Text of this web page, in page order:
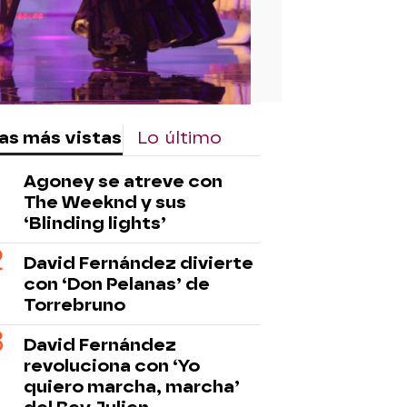
más vistas Lo último
Agoney se atreve con
The Weeknd y sus
‘Blinding lights’
David Fernández divierte
con ‘Don Pelanas’ de
Torrebruno
David Fernández
revoluciona con ‘Yo
quiero marcha, marcha’